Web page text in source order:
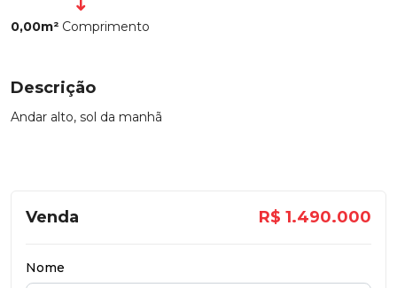
0,00m² Comprimento
Descrição
Andar alto, sol da manhã
Venda R$ 1.490.000
Nome